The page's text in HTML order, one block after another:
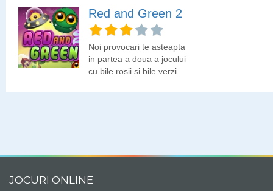
Red and Green 2
Noi provocari te asteapta
in partea a doua a jocului
cu bile rosii si bile verzi.
JOCURI ONLINE